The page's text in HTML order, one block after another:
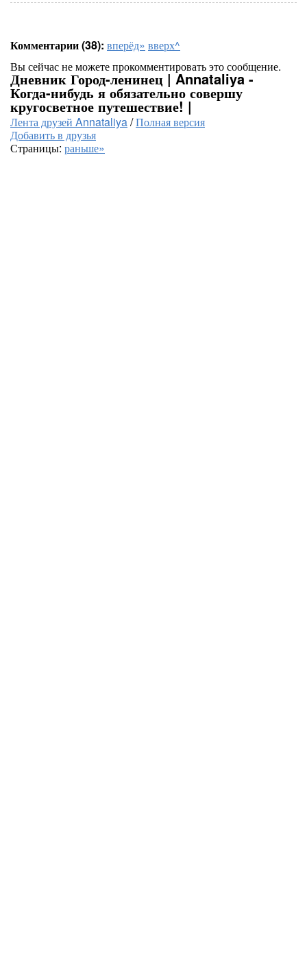
Комментарии (38): вперёд» вверх^
Вы сейчас не можете прокомментировать это сообщение.
Дневник Город-ленинец | Annataliya -
Когда-нибудь я обязательно совершу
кругосветное путешествие! |
Лента друзей Annataliya/Полная версия
Добавить в друзья
Страницы: раньше»